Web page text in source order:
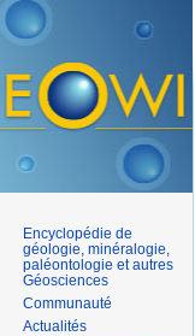
Encyclopédie de
géologie, minéralogie,
paléontologie et autres
Géosciences
Communauté
Actualités